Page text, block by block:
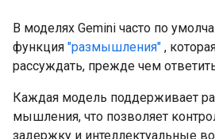
В моделях Gemini часто по
функция "размышления" ,
рассуждать, прежде чем
Каждая модель поддерживает
мышления, что позволяет
задержку и интеллектуальные